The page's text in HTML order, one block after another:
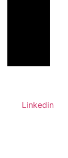
Linkedin